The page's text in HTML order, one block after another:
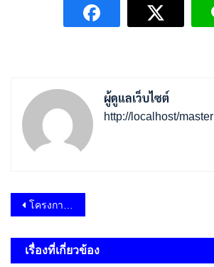
ผู้ดูแลเว็บไซต์
http://localhost/master
แนะแนว
เรื่อง
โครงการฝึกอบรมส่งเสริมให้ความรู้เกี่ยวกับภัยและการป้องกันภัยแก่ประชาชน
เรื่องที่เกี่ยวข้อง